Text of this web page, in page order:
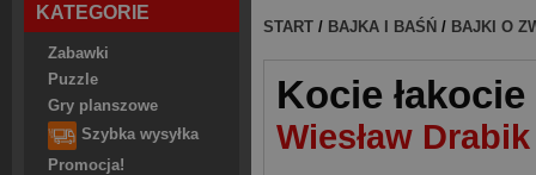
KATEGORIE
Zabawki
Puzzle
Gry planszowe
Szybka wysyłka
Promocja!
START / BAJKA I BAŚŃ / BAJKI O
Kocie łakocie
Wiesław Drabik